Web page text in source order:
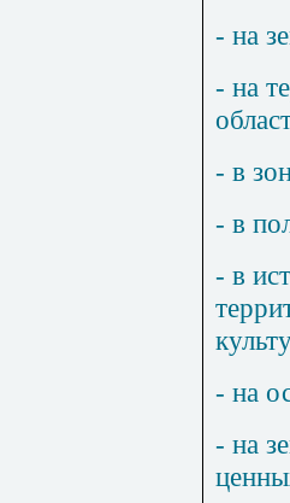
- на
- на
- в
- в
- в
- на
- на